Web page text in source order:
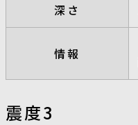
深さ
情報
震度3